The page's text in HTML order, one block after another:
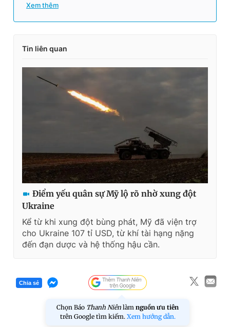
Xem thêm
Tin liên quan
Điểm yếu quân sự Mỹ lộ rõ nhờ xung đột
Ukraine
Kể từ khi xung đột bùng phát, Mỹ đã viện trợ
cho Ukraine 107 tỉ USD, từ khí tài hạng nặng
đến đạn dược và hệ thống hậu cần.
Chia sẻ
Chọn Báo Thanh Niên làm nguồn ưu tiên
trên Google tìm kiếm. Xem hướng dẫn.